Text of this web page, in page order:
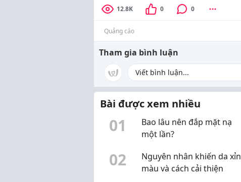
12.8K 0 0
Quảng cáo
Tham gia bình luận
Bài được xem nhiều
01
Bao lâu nên đắp mặt nạ
một lần?
02
Nguyên nhân khiến da xỉn
màu và cách cải thiện